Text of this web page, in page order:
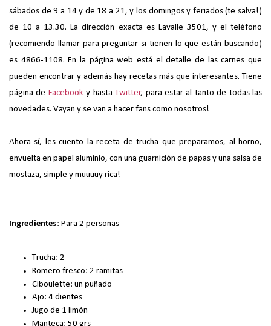
sábados de 9 a 14 y de 18 a 21, y los domingos y feriados (te salva!)
de 10 a 13.30. La dirección exacta es Lavalle 3501, y el teléfono
(recomiendo llamar para preguntar si tienen lo que están buscando)
es 4866-1108. En la página web está el detalle de las carnes que
pueden encontrar y además hay recetas más que interesantes. Tiene
página de Facebook y hastaTwitter, para estar al tanto de todas las
novedades. Vayan y se van a hacer fans como nosotros!
Ahora sí, les cuento la receta de trucha que preparamos, al horno,
envuelta en papel aluminio, con una guarnición de papas y una salsa de
mostaza, simple y muuuuy rica!
Ingredientes: Para 2 personas
Trucha: 2
Romero fresco: 2 ramitas
Ciboulette: un puñado
Ajo: 4 dientes
Jugo de 1 limón
Manteca: 50 grs